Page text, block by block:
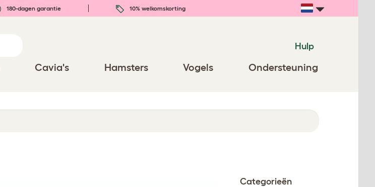
180-dagen garantie 10% welkomskorting
Hulp
Cavia's Hamsters Vogels Ondersteuning
Categorieën